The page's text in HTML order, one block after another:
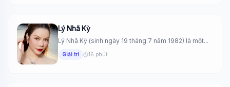
Lý Nhã Kỳ
Lý Nhã Kỳ (sinh ngày 19 tháng 7 năm 1982) là một...
Giải trí 16 phút